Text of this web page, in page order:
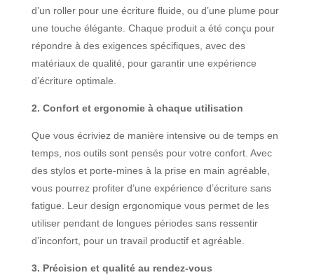
d’un roller pour une écriture fluide, ou d’une plume pour
une touche élégante. Chaque produit a été conçu pour
répondre à des exigences spécifiques, avec des
matériaux de qualité, pour garantir une expérience
d’écriture optimale.
2. Confort et ergonomie à chaque utilisation
Que vous écriviez de manière intensive ou de temps en
temps, nos outils sont pensés pour votre confort. Avec
des stylos et porte-mines à la prise en main agréable,
vous pourrez profiter d’une expérience d’écriture sans
fatigue. Leur design ergonomique vous permet de les
utiliser pendant de longues périodes sans ressentir
d’inconfort, pour un travail productif et agréable.
3. Précision et qualité au rendez-vous